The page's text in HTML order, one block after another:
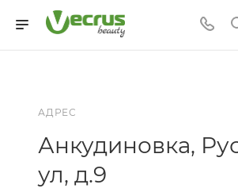
АДРЕС
Анкудиновка,
ул, д.9